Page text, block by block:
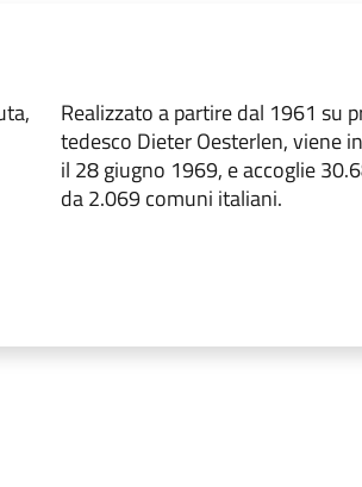
Realizzato a partire dal 1961 su
tedesco Dieter Oesterlen, viene
il 28 giugno 1969, e accoglie
da 2.069 comuni italiani.